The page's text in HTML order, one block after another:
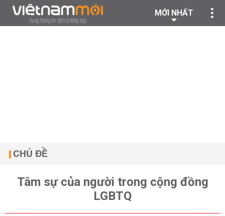
MỚI NHẤT
CHỦ ĐỀ
Tâm sự của người trong cộng đồng
LGBTQ